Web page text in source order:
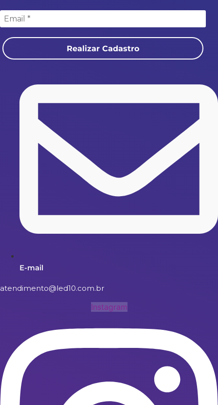
Realizar Cadastro
E-mail
atendimento@led10.com.br
Instagram